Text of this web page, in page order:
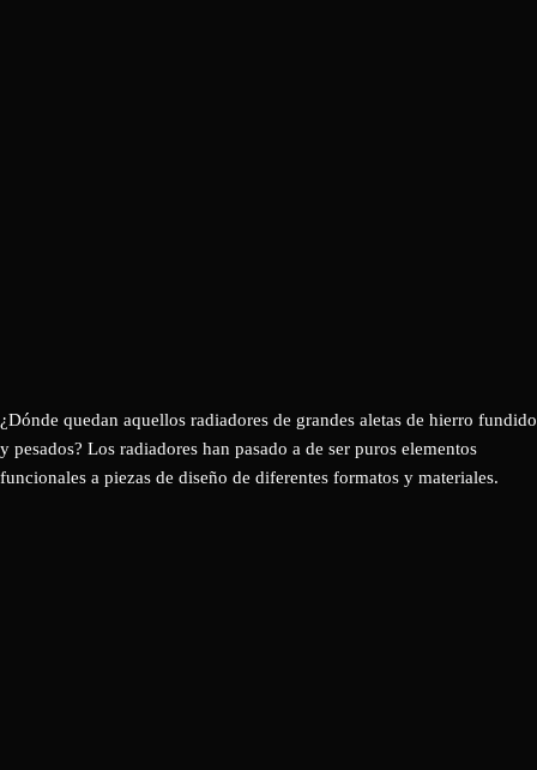
¿Dónde quedan aquellos radiadores de grandes aletas de hierro fundido
y pesados? Los radiadores han pasado a de ser puros elementos
funcionales a piezas de diseño de diferentes formatos y materiales.